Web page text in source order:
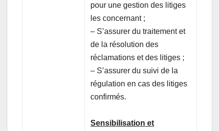
pour une gestion des litiges
les concernant ;
– S’assurer du traitement et
de la résolution des
réclamations et des litiges ;
– S’assurer du suivi de la
régulation en cas des litiges
confirmés.
Sensibilisation et